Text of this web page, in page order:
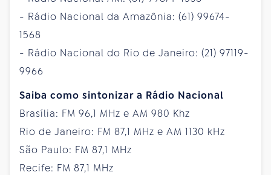
- Rádio Nacional da Amazônia: (61) 99674-
1568
- Rádio Nacional do Rio de Janeiro: (21) 97119-
9966
Saiba como sintonizar a Rádio Nacional
Brasília: FM 96,1 MHz e AM 980 Khz
Rio de Janeiro: FM 87,1 MHz e AM 1130 kHz
São Paulo: FM 87,1 MHz
Recife: FM 87,1 MHz